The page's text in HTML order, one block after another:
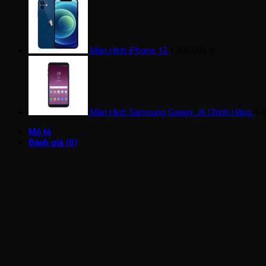
Màn Hình iPhone 12
Màn Hình Samsung Galaxy J6 Chính Hãng
Mô tả
Đánh giá (0)